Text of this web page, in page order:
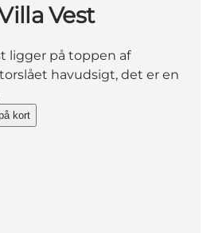
Vest
ligger på toppen af
havudsigt, det er en
Villa Vest"
kort Villa Vest on_map